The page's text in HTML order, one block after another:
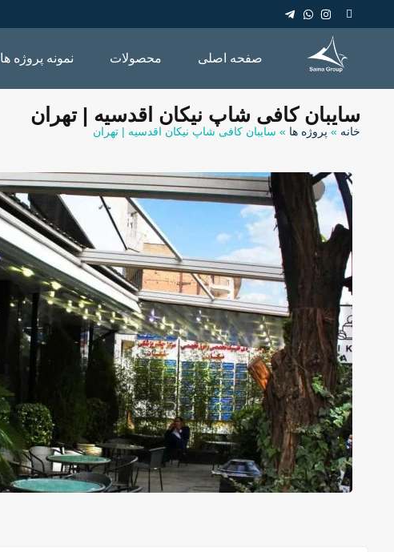
صفحه اصلی محصولات نمونه پروژه ها
سایبان کافی شاپ نیکان اقدسیه | تهران
خانه » پروژه ها » سایبان کافی شاپ نیکان اقدسیه | تهران